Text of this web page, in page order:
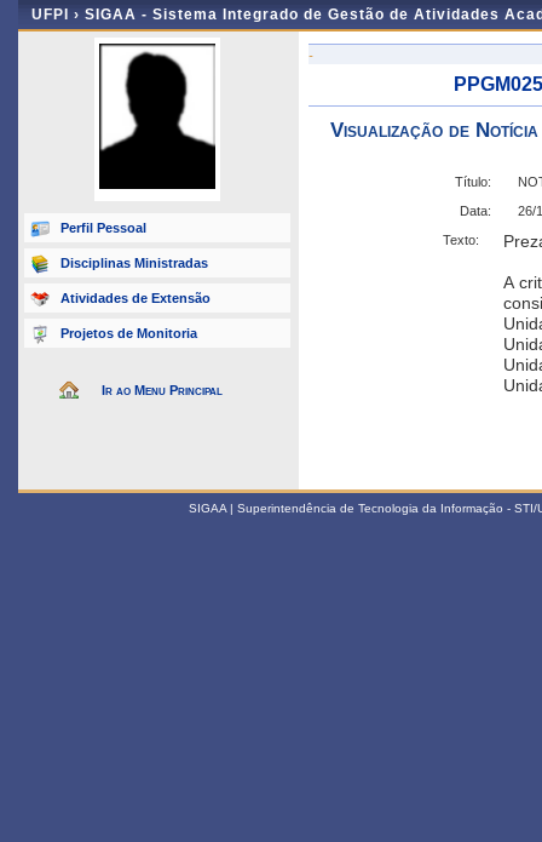
UFPI › SIGAA - Sistema Integrado de Gestão de Atividades
Perfil Pessoal
Disciplinas Ministradas
Atividades de Extensão
Projetos de Monitoria
Ir ao Menu Principal
-
Visualização de Notícia
Título:
Data:
26/
Texto:
A
SIGAA | Superintendência de Tecnologia da Informação -